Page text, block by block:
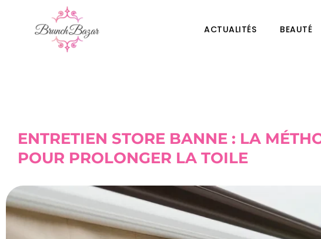
ACTUALITÉS BEAUTÉ
ENTRETIEN STORE BANNE : LA
POUR PROLONGER LA TOILE